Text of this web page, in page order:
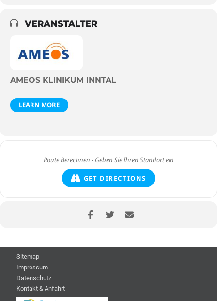
VERANSTALTER
AMEOS KLINIKUM INNTAL
LEARN MORE
GET DIRECTIONS
Sitemap
Impressum
Datenschutz
Kontakt & Anfahrt